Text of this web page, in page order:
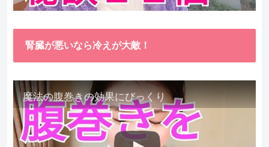
腎臓が悪いなら冷えが大敵！
魔法の腹巻きの効果にびっくり